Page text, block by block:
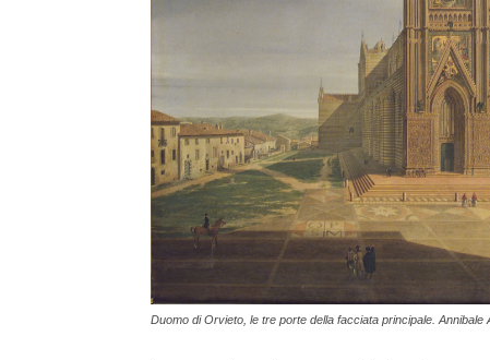
Duomo di Orvieto, le tre porte della facciata principale. Annibale